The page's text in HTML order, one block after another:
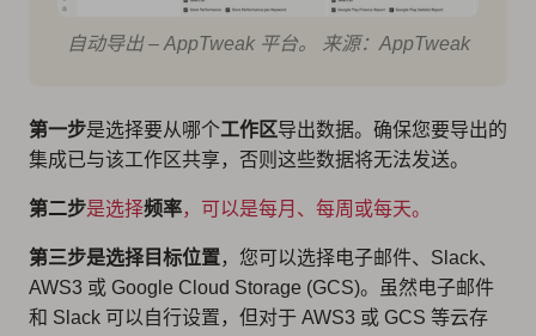
自动导出 – AppTweak 平台。 来源：AppTweak
第一步是选择要从哪个工作区导出数据。确保您要导出的
集成已与该工作区共享，否则这些数据将无法发送。
第二步是选择频率，可以是每月、每周或每天。
第三步是选择目标位置，您可以选择电子邮件、Slack、
AWS3 或 Google Cloud Storage (GCS)。虽然电子邮件
和 Slack 可以自行设置，但对于 AWS3 或 GCS 等云存